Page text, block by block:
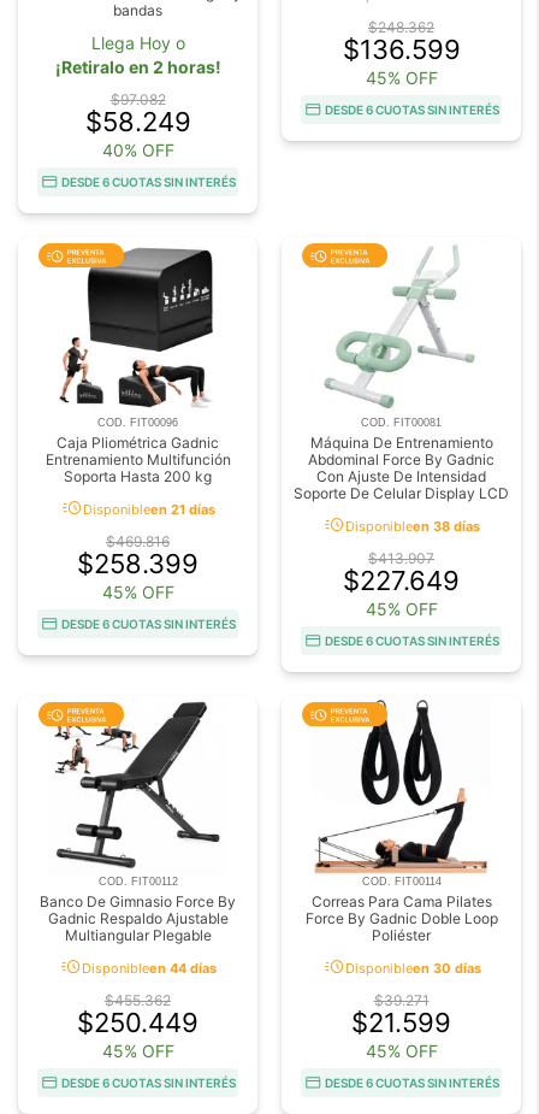
bandas
Llega Hoy o
¡Retiralo en 2 horas!
$97.082
$58.249
40% OFF
DESDE 6 CUOTAS SIN INTERÉS
$248.362
$136.599
45% OFF
DESDE 6 CUOTAS SIN INTERÉS
COD. FIT00096
Caja Pliométrica Gadnic
Entrenamiento Multifunción
Soporta Hasta 200 kg
acuteDisponibleen 21 días
$469.816
$258.399
45% OFF
DESDE 6 CUOTAS SIN INTERÉS
COD. FIT00081
Máquina De Entrenamiento
Abdominal Force By Gadnic
Con Ajuste De Intensidad
Soporte De Celular Display LCD
acuteDisponibleen 38 días
$413.907
$227.649
45% OFF
DESDE 6 CUOTAS SIN INTERÉS
COD. FIT00112
Banco De Gimnasio Force By
Gadnic Respaldo Ajustable
Multiangular Plegable
acuteDisponibleen 44 días
$455.362
$250.449
45% OFF
DESDE 6 CUOTAS SIN INTERÉS
COD. FIT00114
Correas Para Cama Pilates
Force By Gadnic Doble Loop
Poliéster
acuteDisponibleen 30 días
$39.271
$21.599
45% OFF
DESDE 6 CUOTAS SIN INTERÉS